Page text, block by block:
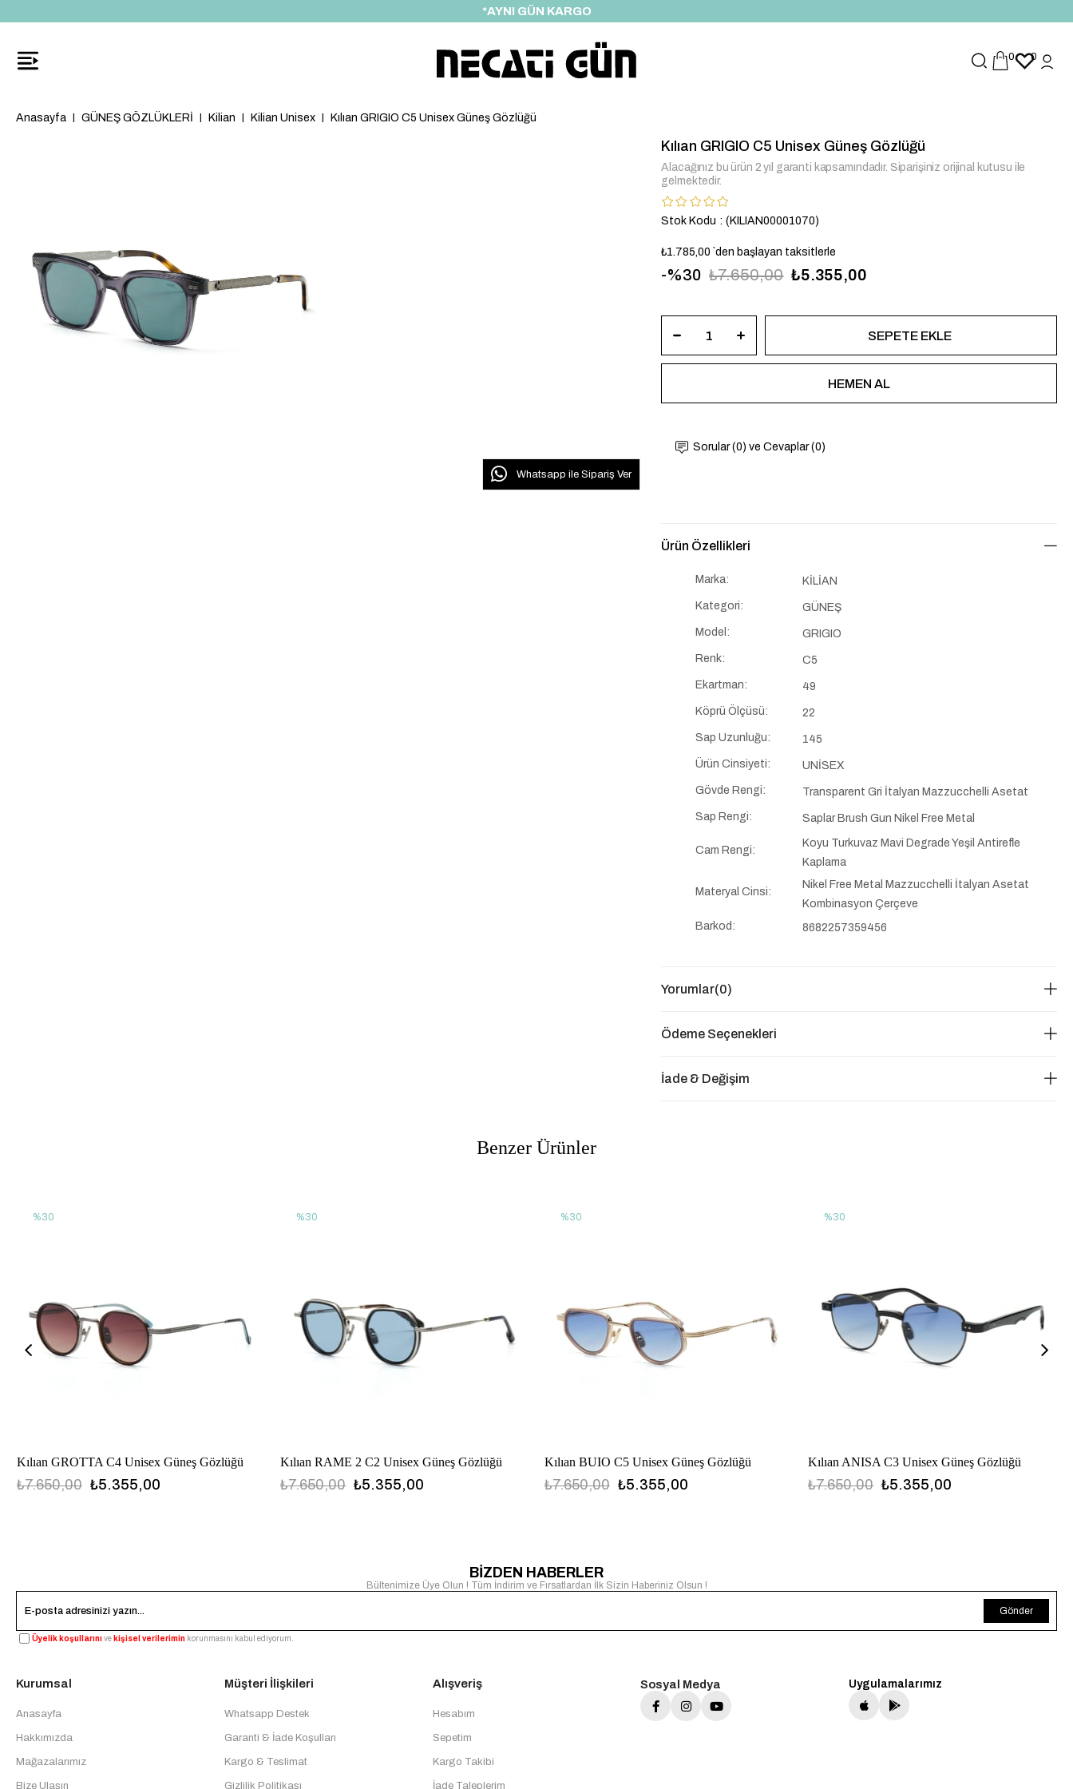
*HEDİYE PAKETİ & NOTU
0 0
Anasayfa GÜNEŞ GÖZLÜKLERİ Kilian Kilian Unisex Kılıan GRIGIO C5 Unisex Güneş Gözlüğü
Whatsapp ile Sipariş Ver
Kılıan GRIGIO C5 Unisex Güneş Gözlüğü
Alacağınız bu ürün 2 yıl garanti kapsamındadır. Siparişiniz orijinal kutusu ile
gelmektedir.
Stok Kodu (KILIAN00001070)
₺1.785,00 `den başlayan taksitlerle
30 ₺7.650,00 ₺5.355,00
Sorular (0) ve Cevaplar (0)
Ürün Özellikleri
Marka: KİLİAN
Kategori: GÜNEŞ
Model: GRIGIO
Renk: C5
Ekartman: 49
Köprü Ölçüsü: 22
Sap Uzunluğu: 145
Ürün Cinsiyeti: UNİSEX
Gövde Rengi: Transparent Gri İtalyan Mazzucchelli Asetat
Sap Rengi: Saplar Brush Gun Nikel Free Metal
Cam Rengi:
Koyu Turkuvaz Mavi Degrade Yeşil Antirefle
Kaplama
Materyal Cinsi:
Nikel Free Metal Mazzucchelli İtalyan Asetat
Kombinasyon Çerçeve
Barkod:
8682257359456
Yorumlar(0)
Ödeme Seçenekleri
İade & Değişim
Benzer Ürünler
Kılıan GROTTA C4 Unisex Güneş Gözlüğü
₺5.355,00
₺7.650,00
%30
Kılıan RAME 2 C2 Unisex Güneş Gözlüğü
₺5.355,00
₺7.650,00
%30
Kılıan BUIO C5 Unisex Güneş Gözlüğü
₺5.355,00
₺7.650,00
%30
Kılıan ANISA C3 Unisex Güneş Gözlüğü
₺5.355,00
₺7.650,00
%30
BİZDEN HABERLER
Bültenimize Üye Olun ! Tüm İndirim ve Fırsatlardan İlk Sizin Haberiniz Olsun !
Gönder
Üyelik koşullarınıve kişisel verilerimin korunmasını kabul ediyorum.
Kurumsal
Anasayfa
Hakkımızda
Mağazalarımız
Bize Ulaşın
Müşteri İlişkileri
Whatsapp Destek
Garanti & İade Koşulları
Kargo & Teslimat
Gizlilik Politikası
Alışveriş
Hesabım
Sepetim
Kargo Takibi
İade Taleplerim
Sosyal Medya Uygulamalarımız